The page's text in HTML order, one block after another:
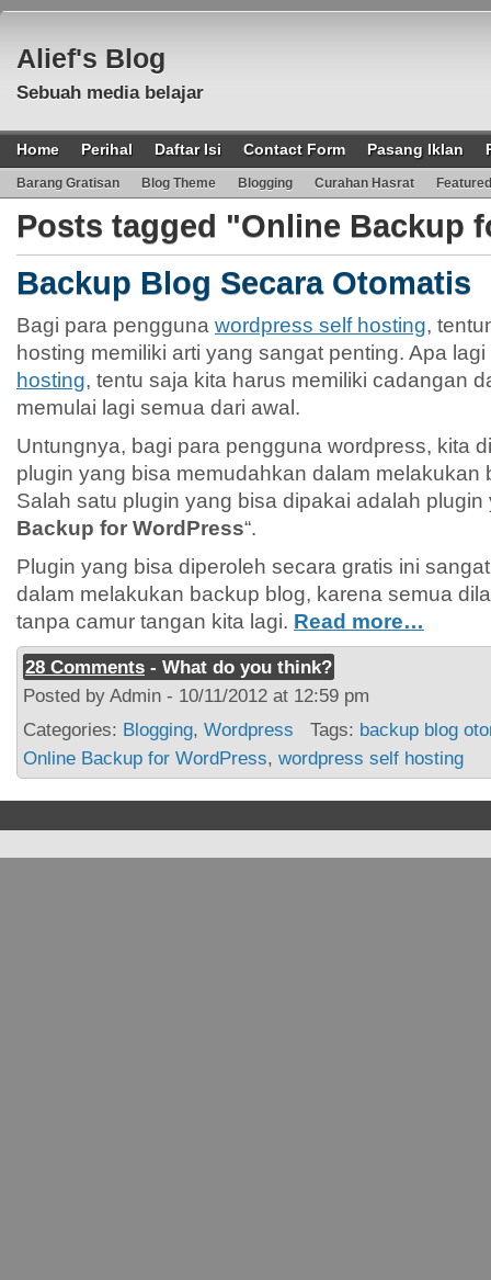
Alief's Blog
Sebuah media belajar
Home Perihal Daftar Isi Contact Form Pasang Iklan
Barang Gratisan Blog Theme Blogging Curahan Hasrat Featured
Posts tagged "Online Backup
Backup Blog Secara Otomatis
Bagi para pengguna wordpress self hosting,
hosting memiliki arti yang sangat penting. Apa
hosting, tentu saja kita harus memiliki cadangan
memulai lagi semua dari awal.
Untungnya, bagi para pengguna wordpress, kita
plugin yang bisa memudahkan dalam melakukan
Salah satu plugin yang bisa dipakai adalah plugin
Backup for WordPress“.
Plugin yang bisa diperoleh secara gratis ini
dalam melakukan backup blog, karena semua
tanpa camur tangan kita lagi. Read more…
28 Comments - What do you think?
Posted by Admin - 10/11/2012 at 12:59 pm
Categories: Blogging, Wordpress Tags: backup blog
Online Backup for WordPress, wordpress self hosting